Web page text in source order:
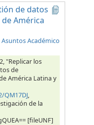
de datos
América
Académico
"Replicar los
de
América Latina y
QM17DJ,
de la
[fileUNF]